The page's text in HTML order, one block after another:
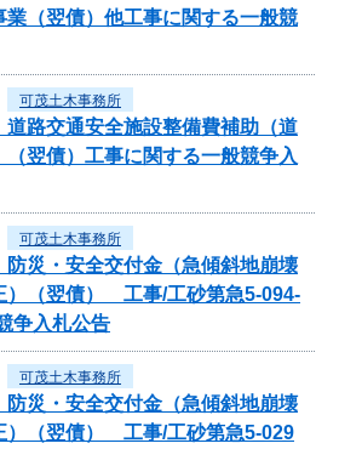
業（翌債）他工事に関する一般競
可茂土木事務所
路交通安全施設整備費補助（道
翌債）工事に関する一般競争入
可茂土木事務所
災・安全交付金（急傾斜地崩壊
）（翌債） 工事/工砂第急5-094-
争入札公告
可茂土木事務所
災・安全交付金（急傾斜地崩壊
）（翌債） 工事/工砂第急5-029